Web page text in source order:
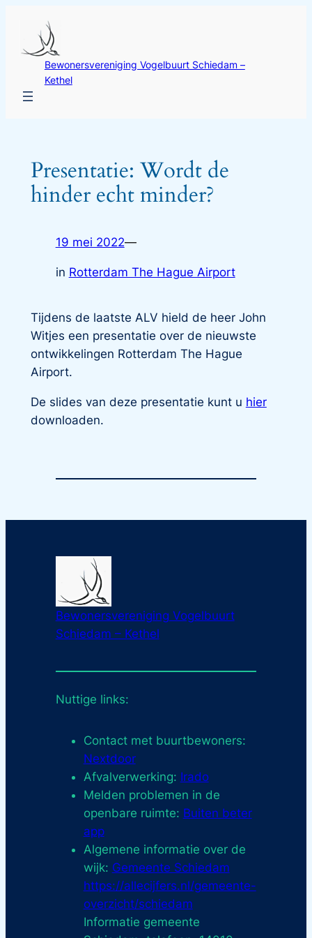
Bewonersvereniging Vogelbuurt Schiedam –
Kethel
Presentatie: Wordt de
hinder echt minder?
19 mei 2022—
in Rotterdam The Hague Airport
Tijdens de laatste ALV hield de heer John
Witjes een presentatie over de nieuwste
ontwikkelingen Rotterdam The Hague
Airport.
De slides van deze presentatie kunt u hier
downloaden.
Bewonersvereniging Vogelbuurt
Schiedam – Kethel
Nuttige links:
Contact met buurtbewoners:
Nextdoor
Afvalverwerking: Irado
Melden problemen in de
openbare ruimte: Buiten beter
app
Algemene informatie over de
wijk: Gemeente Schiedam
https://allecijfers.nl/gemeente-
overzicht/schiedam
Informatie gemeente